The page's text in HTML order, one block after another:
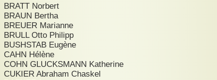
BRATT Norbert
BRAUN Bertha
BREUER Marianne
BRULL Otto Philipp
BUSHSTAB Eugène
CAHN Hélène
COHN GLUCKSMANN Katherine
CUKIER Abraham Chaskel